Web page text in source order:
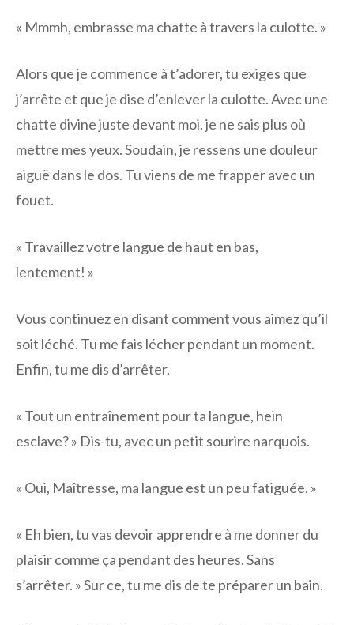
« Mmmh, embrasse ma chatte à travers la culotte. »
Alors que je commence à t’adorer, tu exiges que
j’arrête et que je dise d’enlever la culotte. Avec une
chatte divine juste devant moi, je ne sais plus où
mettre mes yeux. Soudain, je ressens une douleur
aiguë dans le dos. Tu viens de me frapper avec un
fouet.
« Travaillez votre langue de haut en bas,
lentement! »
Vous continuez en disant comment vous aimez qu’il
soit léché. Tu me fais lécher pendant un moment.
Enfin, tu me dis d’arrêter.
« Tout un entraînement pour ta langue, hein
esclave? » Dis-tu, avec un petit sourire narquois.
« Oui, Maîtresse, ma langue est un peu fatiguée. »
« Eh bien, tu vas devoir apprendre à me donner du
plaisir comme ça pendant des heures. Sans
s’arrêter. » Sur ce, tu me dis de te préparer un bain.